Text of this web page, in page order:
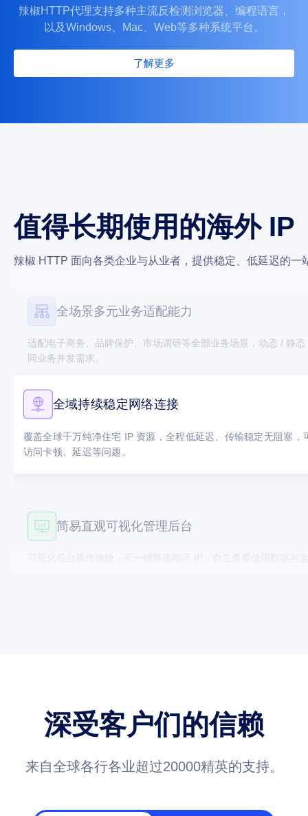
辣椒HTTP代理支持多种主流反检测浏览器、编程语言，
以及Windows、Mac、Web等多种系统平台。
了解更多
值得长期使用的海外 IP
辣椒 HTTP 面向各类企业与从业者，提供稳定、低延迟的一
覆盖全球千万纯净住宅 IP 资源，全程低延迟、传输稳定无阻塞
访问卡顿、延迟等问题。
适配电子商务、品牌保护、市场调研等全部业务场景，动态 / 静
全域持续稳定网络连接
覆盖全球千万纯净住宅 IP 资源，全程低延迟、传输稳定无阻塞，
访问卡顿、延迟等问题。
简易直观可视化管理后台
可视化后台操作便捷，可一键筛选地区 IP，自主查看使用数据与
保护账号与端口资源安全。
全场景多元业务适配能力
适配电子商务、品牌保护、市场调研等全部业务场景，动态 / 静
简易直观可视化管理后台
可视化后台操作便捷，可一键筛选地区 IP，自主查看使用数据与
深受客户们的信赖
来自全球各行各业超过20000精英的支持。